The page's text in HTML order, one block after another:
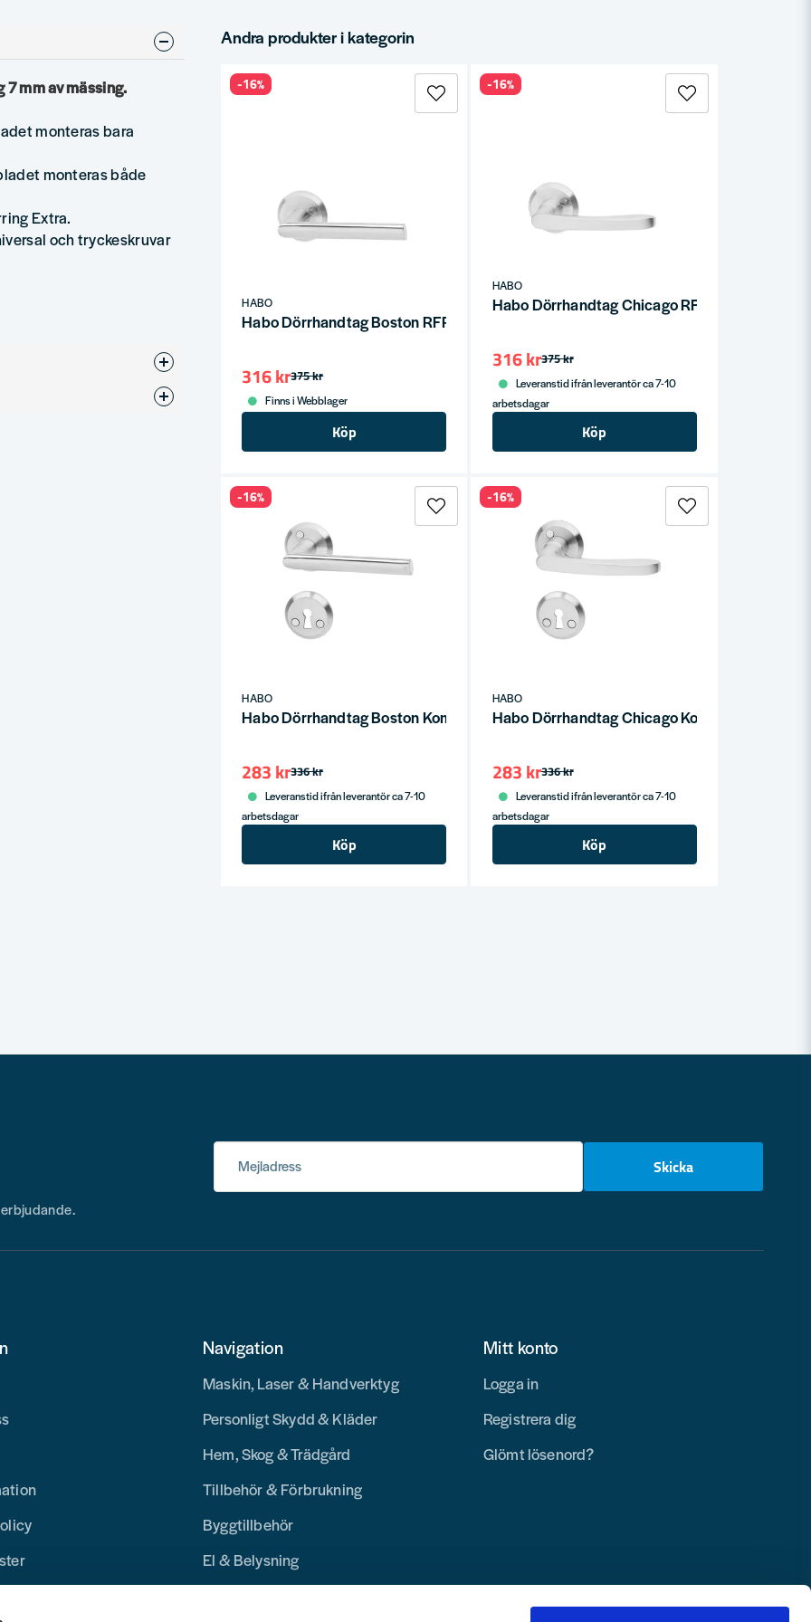
mm av mässing.
monteras bara
monteras både
Extra.
och tryckeskruvar
Andra produkter i kategorin
HABO
Habo Dörrhandtag Boston RFR SB
375 kr
316 kr
Finns i Webblager
Köp
-16%
HABO
Habo Dörrhandtag Chicago RFR SB
375 kr
316 kr
Leveranstid ifrån leverantör ca 7-10
arbetsdagar
Köp
-16%
HABO
Habo Dörrhandtag Boston Kombi RFR SB
336 kr
283 kr
Leveranstid ifrån leverantör ca 7-10
arbetsdagar
Köp
-16%
HABO
Habo Dörrhandtag Chicago Kombi RFR SB
336 kr
283 kr
Leveranstid ifrån leverantör ca 7-10
arbetsdagar
Köp
-16%
Mejladress Skicka
Navigation
Maskin, Laser & Handverktyg
Personligt Skydd & Kläder
Hem, Skog & Trädgård
Tillbehör & Förbrukning
Byggtillbehör
El & Belysning
Mitt konto
Logga in
Registrera dig
Glömt lösenord?